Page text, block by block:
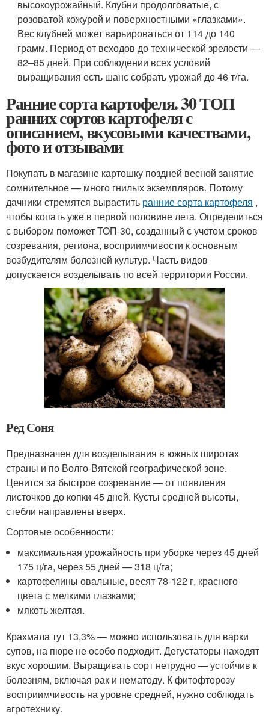
высокоурожайный. Клубни продолговатые, с
розоватой кожурой и поверхностными «глазками».
Вес клубней может варьироваться от 114 до 140
грамм. Период от всходов до технической зрелости —
82–85 дней. При соблюдении всех условий
выращивания есть шанс собрать урожай до 46 т/га.
Ранние сорта картофеля. 30 ТОП
ранних сортов картофеля с
описанием, вкусовыми качествами,
фото и отзывами
Покупать в магазине картошку поздней весной занятие
сомнительное — много гнилых экземпляров. Потому
дачники стремятся вырастить ранние сорта картофеля ,
чтобы копать уже в первой половине лета. Определиться
с выбором поможет ТОП-30, созданный с учетом сроков
созревания, региона, восприимчивости к основным
возбудителям болезней культур. Часть видов
допускается возделывать по всей территории России.
Ред Соня
Предназначен для возделывания в южных широтах
страны и по Волго-Вятской географической зоне.
Ценится за быстрое созревание — от появления
листочков до копки 45 дней. Кусты средней высоты,
стебли направлены вверх.
Сортовые особенности:
максимальная урожайность при уборке через 45 дней
175 ц/га, через 55 дней — 318 ц/га;
картофелины овальные, весят 78-122 г, красного
цвета с мелкими глазками;
мякоть желтая.
Крахмала тут 13,3% — можно использовать для варки
супов, на пюре не особо подходит. Дегустаторы находят
вкус хорошим. Выращивать сорт нетрудно — устойчив к
болезням, включая рак и нематоду. К фитофторозу
восприимчивость на уровне средней, нужно соблюдать
агротехнику.